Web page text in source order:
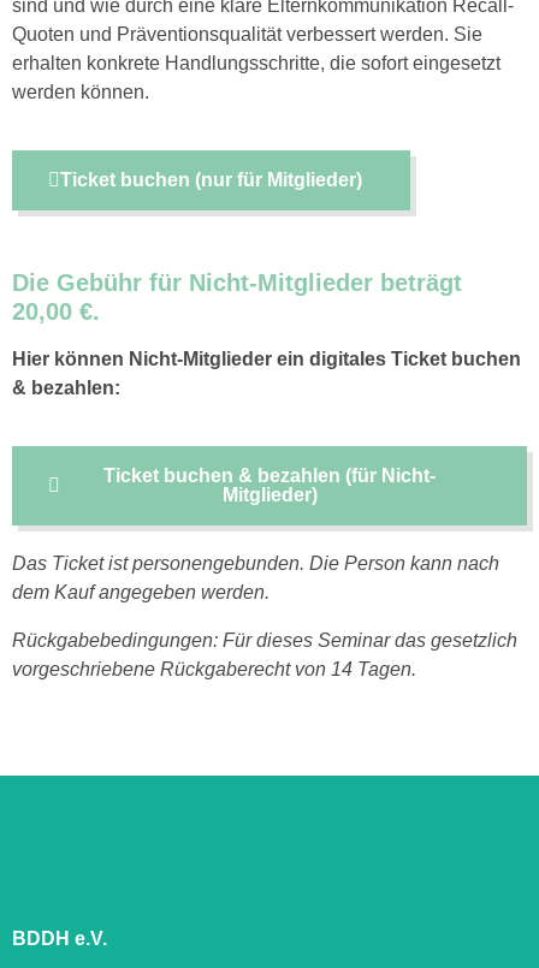
sind und wie durch eine klare Elternkommunikation Recall-
Quoten und Präventionsqualität verbessert werden. Sie
erhalten konkrete Handlungsschritte, die sofort eingesetzt
werden können.
Ticket buchen (nur für Mitglieder)
Die Gebühr für Nicht-Mitglieder beträgt
20,00 €.
Hier können Nicht-Mitglieder ein digitales Ticket buchen
& bezahlen:
Ticket buchen & bezahlen (für Nicht-
Mitglieder)
Das Ticket ist personengebunden. Die Person kann nach
dem Kauf angegeben werden.
Rückgabebedingungen: Für dieses Seminar das gesetzlich
vorgeschriebene Rückgaberecht von 14 Tagen.
BDDH e.V.